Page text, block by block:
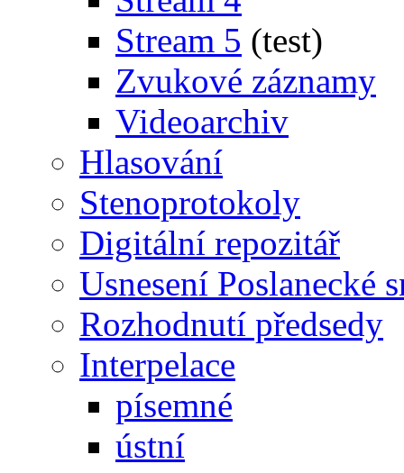
Stream 5 (test)
Zvukové záznamy
Videoarchiv
Hlasování
Stenoprotokoly
Digitální repozitář
Usnesení Poslanecké
Rozhodnutí předsedy
Interpelace
písemné
ústní